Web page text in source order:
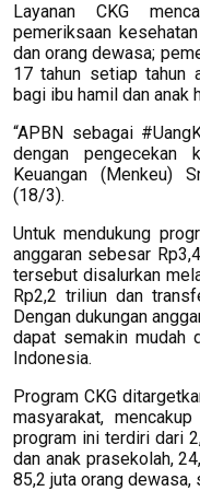
Layanan CKG
pemeriksaan
dan orang dewasa;
17 tahun setiap tahun
bagi ibu hamil dan anak
“APBN sebagai
dengan pengecekan
Keuangan (Menkeu)
(18/3).
Untuk mendukung
anggaran sebesar
tersebut disalurkan
Rp2,2 triliun dan
Dengan dukungan
dapat semakin mudah
Indonesia.
Program CKG
masyarakat,
program ini terdiri dari
dan anak prasekolah,
85,2 juta orang dewasa,